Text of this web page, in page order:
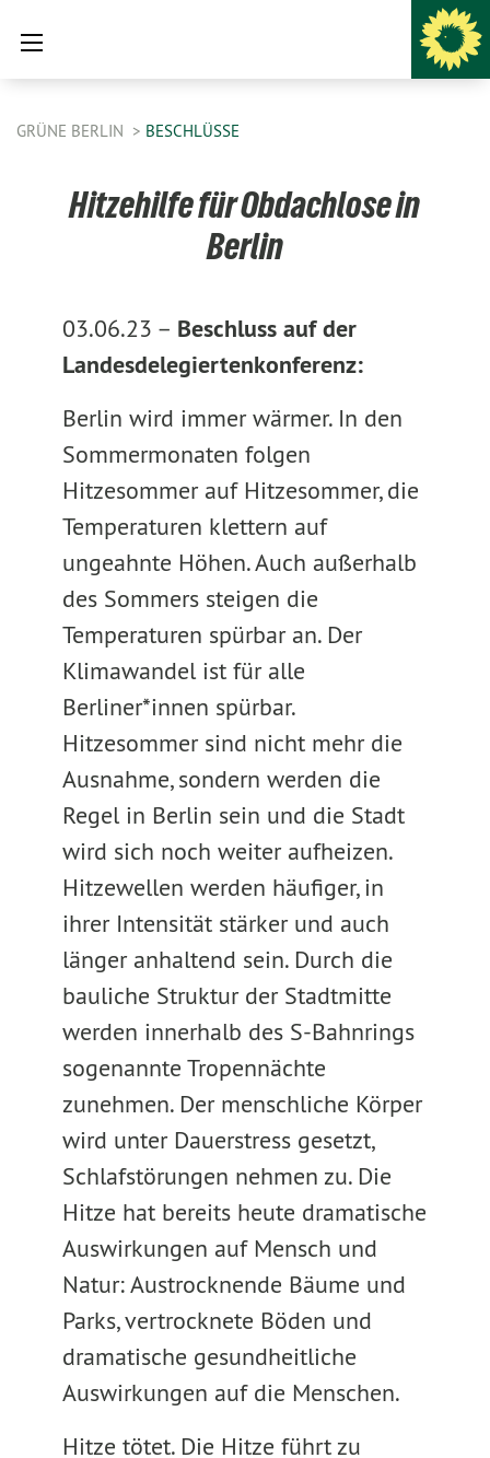
GRÜNE BERLIN BESCHLÜSSE
Hitzehilfe für Obdachlose in
Berlin
03.06.23 – Beschluss auf der
Landesdelegiertenkonferenz:
Berlin wird immer wärmer. In den
Sommermonaten folgen
Hitzesommer auf Hitzesommer, die
Temperaturen klettern auf
ungeahnte Höhen. Auch außerhalb
des Sommers steigen die
Temperaturen spürbar an. Der
Klimawandel ist für alle
Berliner*innen spürbar.
Hitzesommer sind nicht mehr die
Ausnahme, sondern werden die
Regel in Berlin sein und die Stadt
wird sich noch weiter aufheizen.
Hitzewellen werden häufiger, in
ihrer Intensität stärker und auch
länger anhaltend sein. Durch die
bauliche Struktur der Stadtmitte
werden innerhalb des S-Bahnrings
sogenannte Tropennächte
zunehmen. Der menschliche Körper
wird unter Dauerstress gesetzt,
Schlafstörungen nehmen zu. Die
Hitze hat bereits heute dramatische
Auswirkungen auf Mensch und
Natur: Austrocknende Bäume und
Parks, vertrocknete Böden und
dramatische gesundheitliche
Auswirkungen auf die Menschen.
Hitze tötet. Die Hitze führt zu